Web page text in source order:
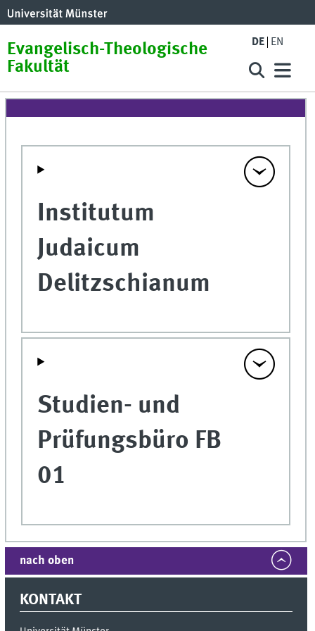
Evangelisch-Theologische
Fakultät
DE EN
Institutum
Judaicum
Delitzschianum
Studien- und
Prüfungsbüro FB
01
nach oben
KONTAKT